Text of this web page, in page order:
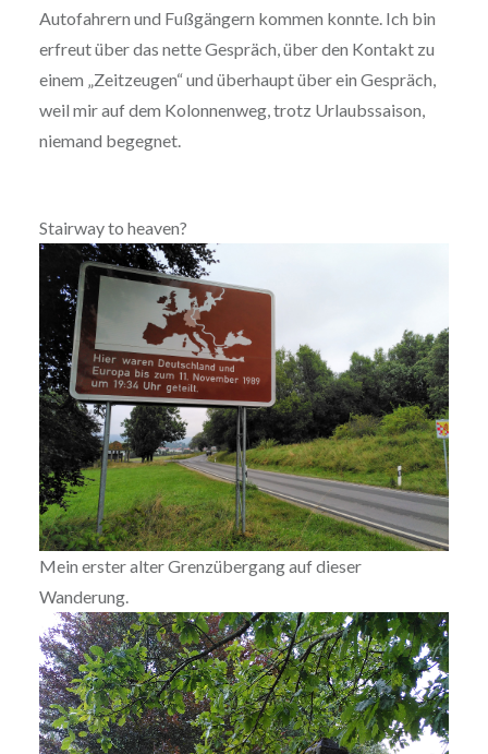
Autofahrern und Fußgängern kommen konnte. Ich bin
erfreut über das nette Gespräch, über den Kontakt zu
einem „Zeitzeugen“ und überhaupt über ein Gespräch,
weil mir auf dem Kolonnenweg, trotz Urlaubssaison,
niemand begegnet.
Stairway to heaven?
Mein erster alter Grenzübergang auf dieser
Wanderung.